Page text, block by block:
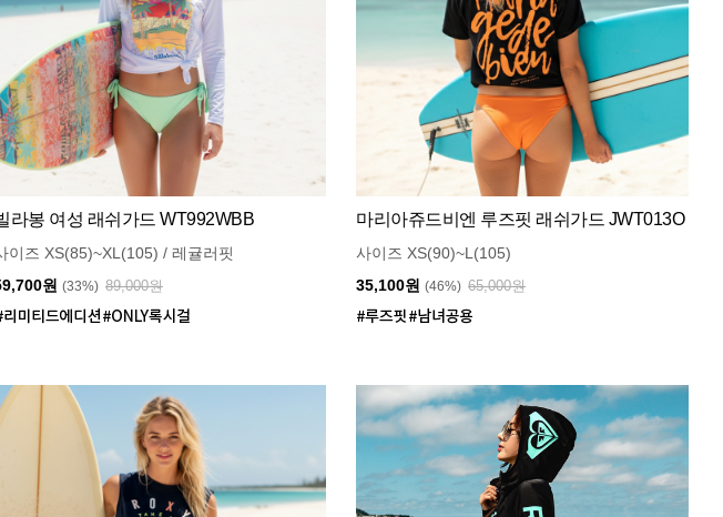
라봉 여성 래쉬가드 WT992WBB
이즈 XS(85)~XL(105) / 레귤러핏
원 (33%) 89,000원
마리아쥬드비엔 루즈핏 래쉬가드 JWT013O
사이즈 XS(90)~L(105)
35,100원 (46%) 65,000원